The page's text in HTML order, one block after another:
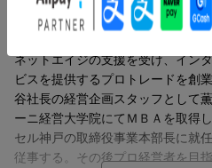
ッドハンター・経営者メンター。
ネットエイジの支援を受け、イン
ビスを提供するプロトレードを創
谷社長の経営企画スタッフとして
ーニ経営大学院にてＭＢＡを取得
セル神戸の取締役事業本部長に就
従事する。その後プロ経営者を目